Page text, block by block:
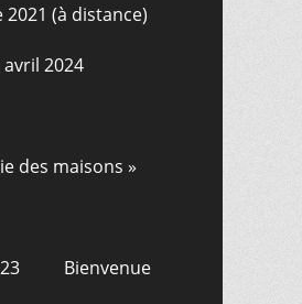
(à distance)
2024
des maisons »
Bienvenue